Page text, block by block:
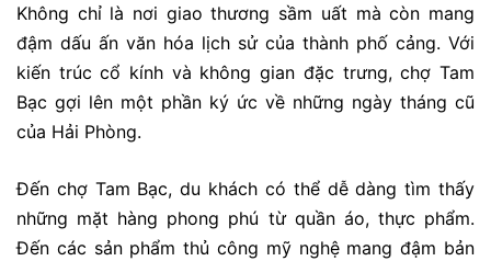
Không chỉ là nơi giao thương sầm uất mà còn mang
đậm dấu ấn văn hóa lịch sử của thành phố cảng. Với
kiến trúc cổ kính và không gian đặc trưng, chợ Tam
Bạc gợi lên một phần ký ức về những ngày tháng cũ
của Hải Phòng.
Đến chợ Tam Bạc, du khách có thể dễ dàng tìm thấy
những mặt hàng phong phú từ quần áo, thực phẩm.
Đến các sản phẩm thủ công mỹ nghệ mang đậm bản